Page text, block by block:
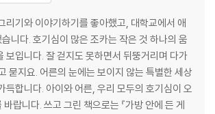
리기와 이야기하기를 좋아했고, 대학교에서 애
니다. 호기심이 많은 조카는 작은 것 하나의 움
보입니다. 잘 걷지도 못하면서 뒤뚱거리며 다가
묻지요. 어른의 눈에는 보이지 않는 특별한 세상
득합니다. 아이와 어른, 우리 모두의 호기심이 오
랍니다. 쓰고 그린 책으로는 『가방 안에 든 게